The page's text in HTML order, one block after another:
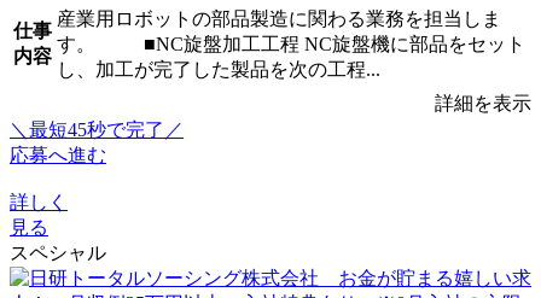
仕事
内容
産業用ロボットの部品製造に関わる業務を担当しま
す。 ■NC旋盤加工工程 NC旋盤機に部品をセット
し、加工が完了した製品を次の工程...
詳細を表示
＼最短45秒で完了／
応募へ進む
詳しく
見る
スペシャル